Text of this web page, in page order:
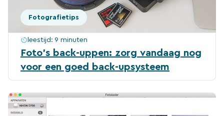
Fotografietips
leestijd: 9 minuten
Foto’s back-uppen: zorg vandaag nog
voor een goed back-upsysteem